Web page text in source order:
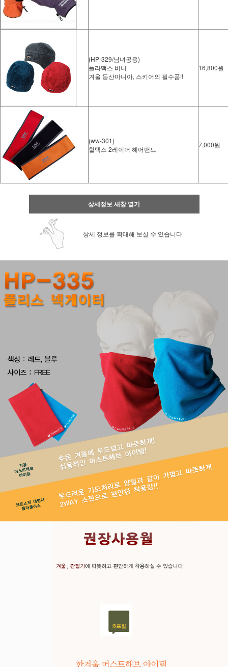
(HP-329/남녀공용)
폴라맥스 비니
겨울 등산마니아, 스키어의 필수품!!
16,800원
(ww-301)
힐텍스 2레이어 헤어밴드
7,000원
상세정보 새창 열기
상세 정보를 확대해 보실 수 있습니다.